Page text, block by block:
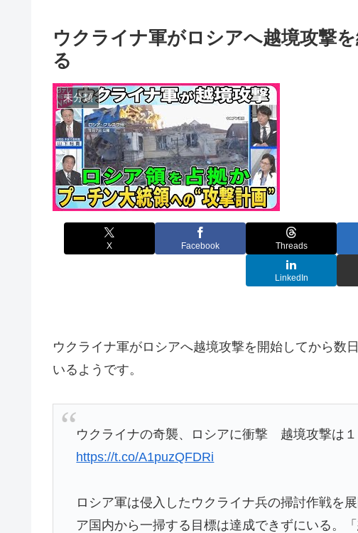
ウクライナ軍がロシアへ越境攻撃
る
未分類
X Facebook Threads
LinkedIn
ウクライナ軍がロシアへ越境攻撃を開始してから数
いるようです。
ウクライナの奇襲、ロシアに衝撃 越境攻撃は１
https://t.co/A1puzQFDRi
ロシア軍は侵入したウクライナ兵の掃討作戦を
ア国内から一掃する目標は達成できずにいる。